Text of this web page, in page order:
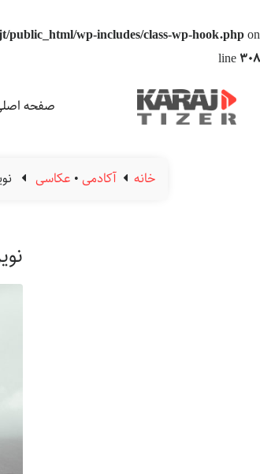
public_html/wp-includes/class-wp-hook.phpon
line308
صفحه
خانه آکادمی• عکاسی